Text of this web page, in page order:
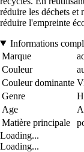
réduire les déchets et
réduire l'empreinte
Informations
Marque
Couleur
Couleur dominante
Genre
Age
Matière principale
Loading...
Loading...